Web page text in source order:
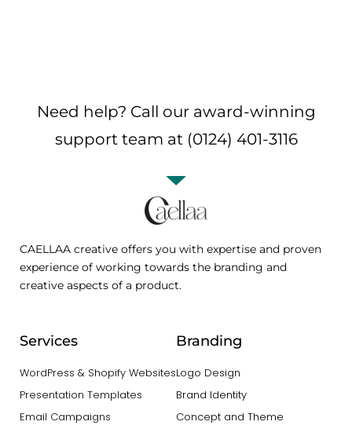
Need help? Call our award-winning
support team at (0124) 401-3116
CAELLAA creative offers you with expertise and proven
experience of working towards the branding and
creative aspects of a product.
Services
WordPress & Shopify Websites
Presentation Templates
Email Campaigns
Branding
Logo Design
Brand Identity
Concept and Theme